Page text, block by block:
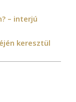
– interjú
keresztül